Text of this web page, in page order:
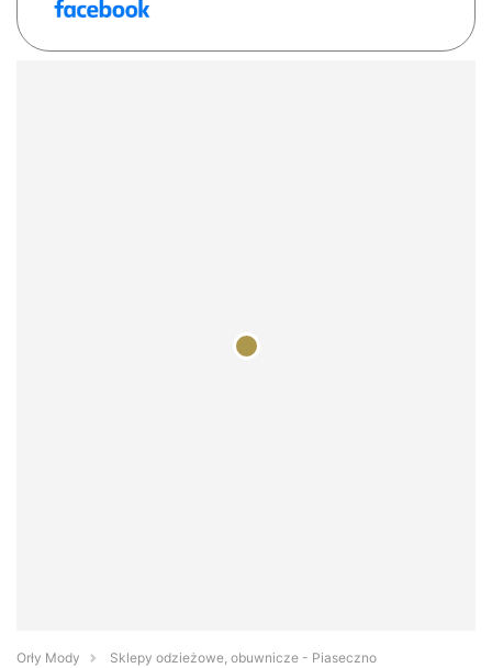
Orły Mody
Sklepy odzieżowe, obuwnicze - Piaseczno